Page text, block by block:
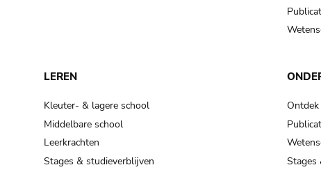
LEREN
Kleuter- & lagere school
Middelbare school
Leerkrachten
Stages & studieverblijven
Stages